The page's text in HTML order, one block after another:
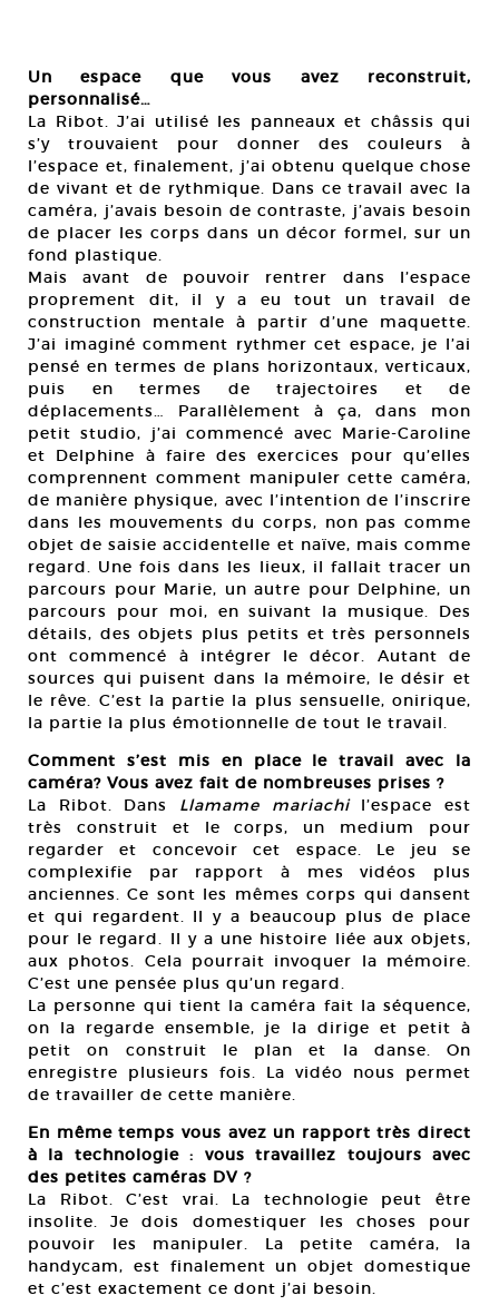
Un espace que vous avez reconstruit,
personnalisé…
La Ribot. J’ai utilisé les panneaux et châssis qui
s’y trouvaient pour donner des couleurs à
l’espace et, finalement, j’ai obtenu quelque chose
de vivant et de rythmique. Dans ce travail avec la
caméra, j’avais besoin de contraste, j’avais besoin
de placer les corps dans un décor formel, sur un
fond plastique.
Mais avant de pouvoir rentrer dans l’espace
proprement dit, il y a eu tout un travail de
construction mentale à partir d’une maquette.
J’ai imaginé comment rythmer cet espace, je l’ai
pensé en termes de plans horizontaux, verticaux,
puis en termes de trajectoires et de
déplacements… Parallèlement à ça, dans mon
petit studio, j’ai commencé avec Marie-Caroline
et Delphine à faire des exercices pour qu’elles
comprennent comment manipuler cette caméra,
de manière physique, avec l’intention de l’inscrire
dans les mouvements du corps, non pas comme
objet de saisie accidentelle et naïve, mais comme
regard. Une fois dans les lieux, il fallait tracer un
parcours pour Marie, un autre pour Delphine, un
parcours pour moi, en suivant la musique. Des
détails, des objets plus petits et très personnels
ont commencé à intégrer le décor. Autant de
sources qui puisent dans la mémoire, le désir et
le rêve. C’est la partie la plus sensuelle, onirique,
la partie la plus émotionnelle de tout le travail.
Comment s’est mis en place le travail avec la
caméra? Vous avez fait de nombreuses prises ?
La Ribot. Dans Llamame mariachi l’espace est
très construit et le corps, un medium pour
regarder et concevoir cet espace. Le jeu se
complexifie par rapport à mes vidéos plus
anciennes. Ce sont les mêmes corps qui dansent
et qui regardent. Il y a beaucoup plus de place
pour le regard. Il y a une histoire liée aux objets,
aux photos. Cela pourrait invoquer la mémoire.
C’est une pensée plus qu’un regard.
La personne qui tient la caméra fait la séquence,
on la regarde ensemble, je la dirige et petit à
petit on construit le plan et la danse. On
enregistre plusieurs fois. La vidéo nous permet
de travailler de cette manière.
En même temps vous avez un rapport très direct
à la technologie : vous travaillez toujours avec
des petites caméras DV ?
La Ribot. C’est vrai. La technologie peut être
insolite. Je dois domestiquer les choses pour
pouvoir les manipuler. La petite caméra, la
handycam, est finalement un objet domestique
et c’est exactement ce dont j’ai besoin.